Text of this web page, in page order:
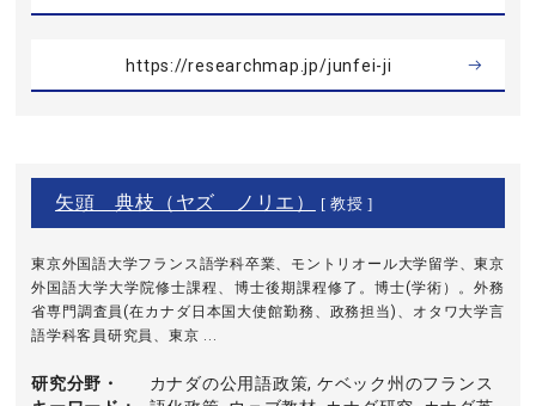
https://researchmap.jp/junfei-ji
矢頭 典枝（ヤズ ノリエ） [ 教授 ]
東京外国語大学フランス語学科卒業、モントリオール大学留学、東京
外国語大学大学院修士課程、博士後期課程修了。博士(学術）。外務
省専門調査員(在カナダ日本国大使館勤務、政務担当)、オタワ大学言
語学科客員研究員、東京 ...
研究分野・
カナダの公用語政策, ケベック州のフランス